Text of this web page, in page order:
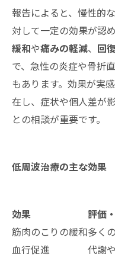
報告によると、慢性的
対して一定の効果が認
緩和や痛みの軽減、 回
で、急性の炎症や骨折
もあります。効果が実
在し、症状や個人差が
との相談が重要です。
低周波治療の主な効果
効果
評価
筋肉のこりの緩和多く
血行促進
代謝